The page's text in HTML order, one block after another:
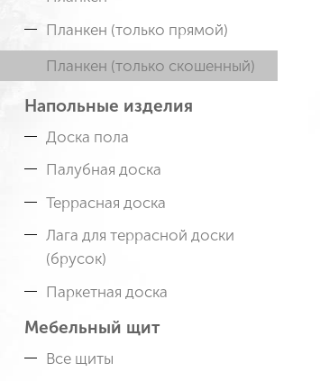
Планкен (только прямой)
Планкен (только скошенный)
Напольные изделия
Доска пола
Палубная доска
Террасная доска
Лага для террасной доски
(брусок)
Паркетная доска
Мебельный щит
Все щиты